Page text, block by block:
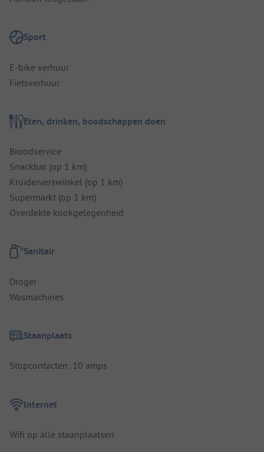
Sport
E-bike verhuur
Fietsverhuur
Eten, drinken, boodschappen doen
Broodservice
Snackbar (op 1 km)
Kruidenierswinkel (op 1 km)
Supermarkt (op 1 km)
Overdekte kookgelegenheid
Sanitair
Droger
Wasmachines
Staanplaats
Stopcontacten: 10 amps
Internet
Wifi op alle staanplaatsen